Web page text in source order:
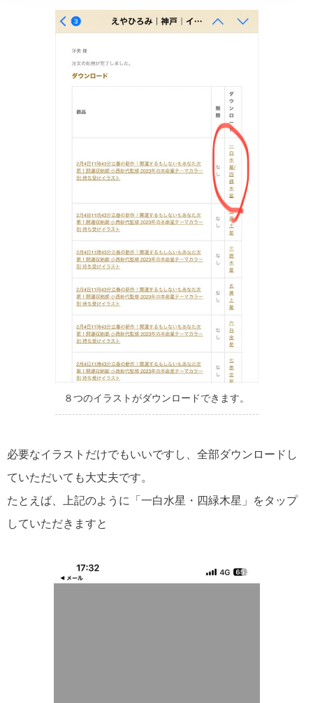
８つのイラストがダウンロードできます。
必要なイラストだけでもいいですし、全部ダウンロードし
ていただいても大丈夫です。
たとえば、上記のように「一白水星・四緑木星」をタップ
していただきますと